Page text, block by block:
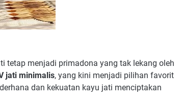
tetap menjadi primadona yang tak lekang oleh
jati minimalis, yang kini menjadi pilihan favorit
dan kekuatan kayu jati menciptakan